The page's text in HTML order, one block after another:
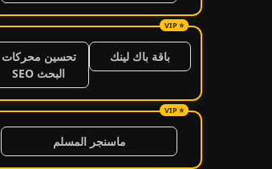
باقة باك لينك
تحسين محركات
البحث SEO
ماسنجر المسلم